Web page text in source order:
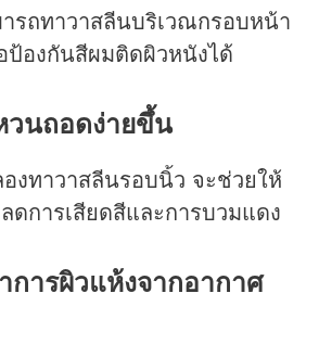
รถทาวาสลีนบริเวณกรอบหน้า
ป้องกันสีผมติดผิวหนังได้
วนถอดง่ายขึ้น
งทาวาสลีนรอบนิ้ว จะช่วยให้
ดการเสียดสีและการบวมแดง
การผิวแห้งจากอากาศ